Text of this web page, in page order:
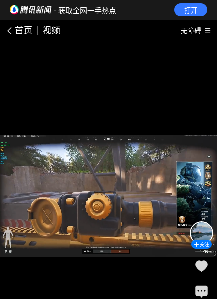
· 获取全网一手热点 打开
首页 视频 无障碍
关注